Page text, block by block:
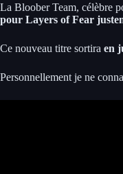
La Bloober Team, célèbre
pour Layers of Fear
Ce nouveau titre sortira en
Personnellement je ne